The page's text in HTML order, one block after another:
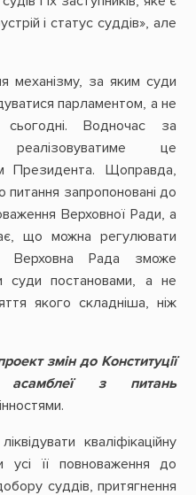
і статус суддів», але
механізму, за яким суди
парламентом, а не
Водночас за
це
Президента. Щоправда,
питання запропоновані до
Верховної Ради, а
що можна регулювати
Верховна Рада зможе
суди постановами, а не
якого складніша, ніж
змін до Конституції
асамблеї з питань
кваліфікаційну
усі її повноваження до
суддів, притягнення